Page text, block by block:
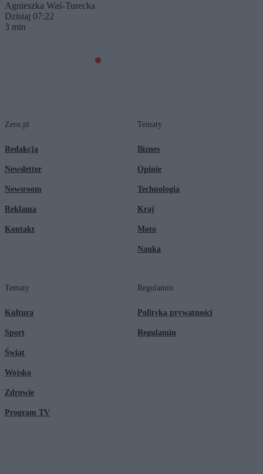
Agnieszka Waś-Turecka
Dzisiaj 07:22
3 min
Zero.pl
Redakcja
Newsletter
Newsroom
Reklama
Kontakt
Tematy
Biznes
Opinie
Technologia
Kraj
Moto
Nauka
Tematy
Kultura
Sport
Świat
Wojsko
Zdrowie
Program TV
Regulamin
Polityka prywatności
Regulamin